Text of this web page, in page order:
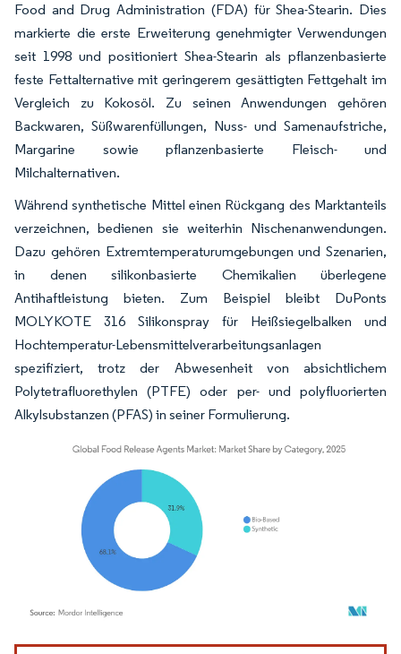
Food and Drug Administration (FDA) für Shea-Stearin. Dies
markierte die erste Erweiterung genehmigter Verwendungen
seit 1998 und positioniert Shea-Stearin als pflanzenbasierte
feste Fettalternative mit geringerem gesättigten Fettgehalt im
Vergleich zu Kokosöl. Zu seinen Anwendungen gehören
Backwaren, Süßwarenfüllungen, Nuss- und Samenaufstriche,
Margarine sowie pflanzenbasierte Fleisch- und
Milchalternativen.
Während synthetische Mittel einen Rückgang des Marktanteils
verzeichnen, bedienen sie weiterhin Nischenanwendungen.
Dazu gehören Extremtemperaturumgebungen und Szenarien,
in denen silikonbasierte Chemikalien überlegene
Antihaftleistung bieten. Zum Beispiel bleibt DuPonts
MOLYKOTE 316 Silikonspray für Heißsiegelbalken und
Hochtemperatur-Lebensmittelverarbeitungsanlagen
spezifiziert, trotz der Abwesenheit von absichtlichem
Polytetrafluorethylen (PTFE) oder per- und polyfluorierten
Alkylsubstanzen (PFAS) in seiner Formulierung.
Bild © Mordor Intelligence. Wiederverwendung erfordert Namensnennung gemäß